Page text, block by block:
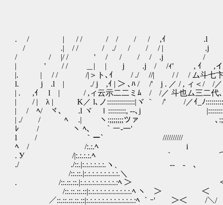
. / | / / / / / / ,ｲ .l |
/ .| / / / ./ / / / | .j
/ / |/ / ' / / / / .j / ./
| ' / / ＿| | j .j / /ｨ' , ｲ ,イ
|. | / / /|＞ト､ｲ / ./ //| / / / ム斗七卞
l. j .l | ./ j ,ｲ | ＞ ､ﾊ / /' j . ／ / , ィ＜/ /／ j
| . ,ｲ l | / ,ィ云示二二ミﾑ / /／ 斗也ム三
| / | λ | K／ l､ノ::::::::::::::|ヾ ｀ /' /／ｲ_ﾉ
| / ﾍ/ ヾ､ .l ヾ ｌ:::::::::, --､j
| ./ / ﾍ .| ヽ:;;;;;;;ツァ ､
ﾚ / ヽ ﾍ、 ｀ー‐一' ｀
l / ｀ー` ////////// /
ﾍ / /:.:.ﾍ i ﾉ（ / /
. У /|:.:.:.:.ﾍ ｀ ⌒ /
./ ./::.|:.:.:.:.:.:.ヽ、 ‐‐ - ､ / /
/::.::.|:.:.:.:.:.:.:.:.:.＼ , イ ./
. /::.::.::.|:.:.:.:.:.:.:.:.:.:ﾍ ＞ ＜｀/ /
/::.::.::.::|:.:.:.:.:.:.:.:.:.:.:.ﾍ ヽ ＞ ＜ ./ /
／::.::.::.::.::|:.:.:.:.:.:.:.:.:.:.:.:.:ﾍ ｀ｰ' ＞＜ /＼/ /